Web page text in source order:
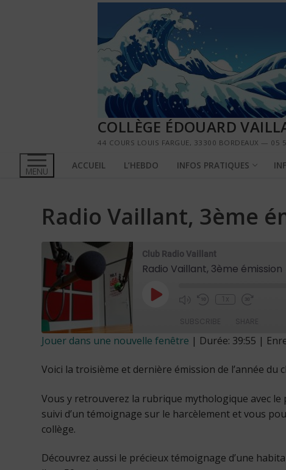
COLLÈGE ÉDOUARD
44 COURS LOUIS FARGUE, 33300 BORDEAUX — 05
MENU ACCUEIL L’HEBDO INFOS PRATIQUES
Radio Vaillant, 3ème
Club Radio Vaillant
Radio Vaillant, 3ème émission
Play
SUBSCRIBE SHARE
RSS FEED
EMBED
Jouer dans une nouvelle fenêtre | Durée: 39:55 |
Voici la troisième et dernière émission de l’année du
Vous y retrouverez la rubrique mythologique avec
suivi d’un témoignage sur le harcèlement et vous
collège.
Découvrez aussi le précieux témoignage d’une